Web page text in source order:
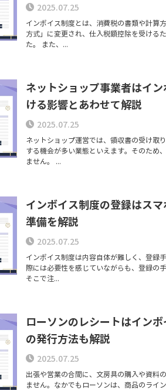
2025.07.25
インボイス制度とは、消費税の書類や計算
方式」に変更され、仕入税額控除を受ける
た。 また、...
ネットショップ事業者はイ
ける影響とあわせて解説
2025.07.25
ネットショップ運営では、領収書の受け取
する機会が多い業態といえます。そのため
ません。 ...
インボイス制度の登録はス
準備を解説
2025.07.25
インボイス制度は内容自体が難しく、登録
際には必要性を感じていながらも、登録の
そこで注...
ローソンのレシートはイン
の発行方法も解説
2025.07.25
出張や営業の合間に、文房具の購入や資料
ません。なかでもローソンは、商品のライ